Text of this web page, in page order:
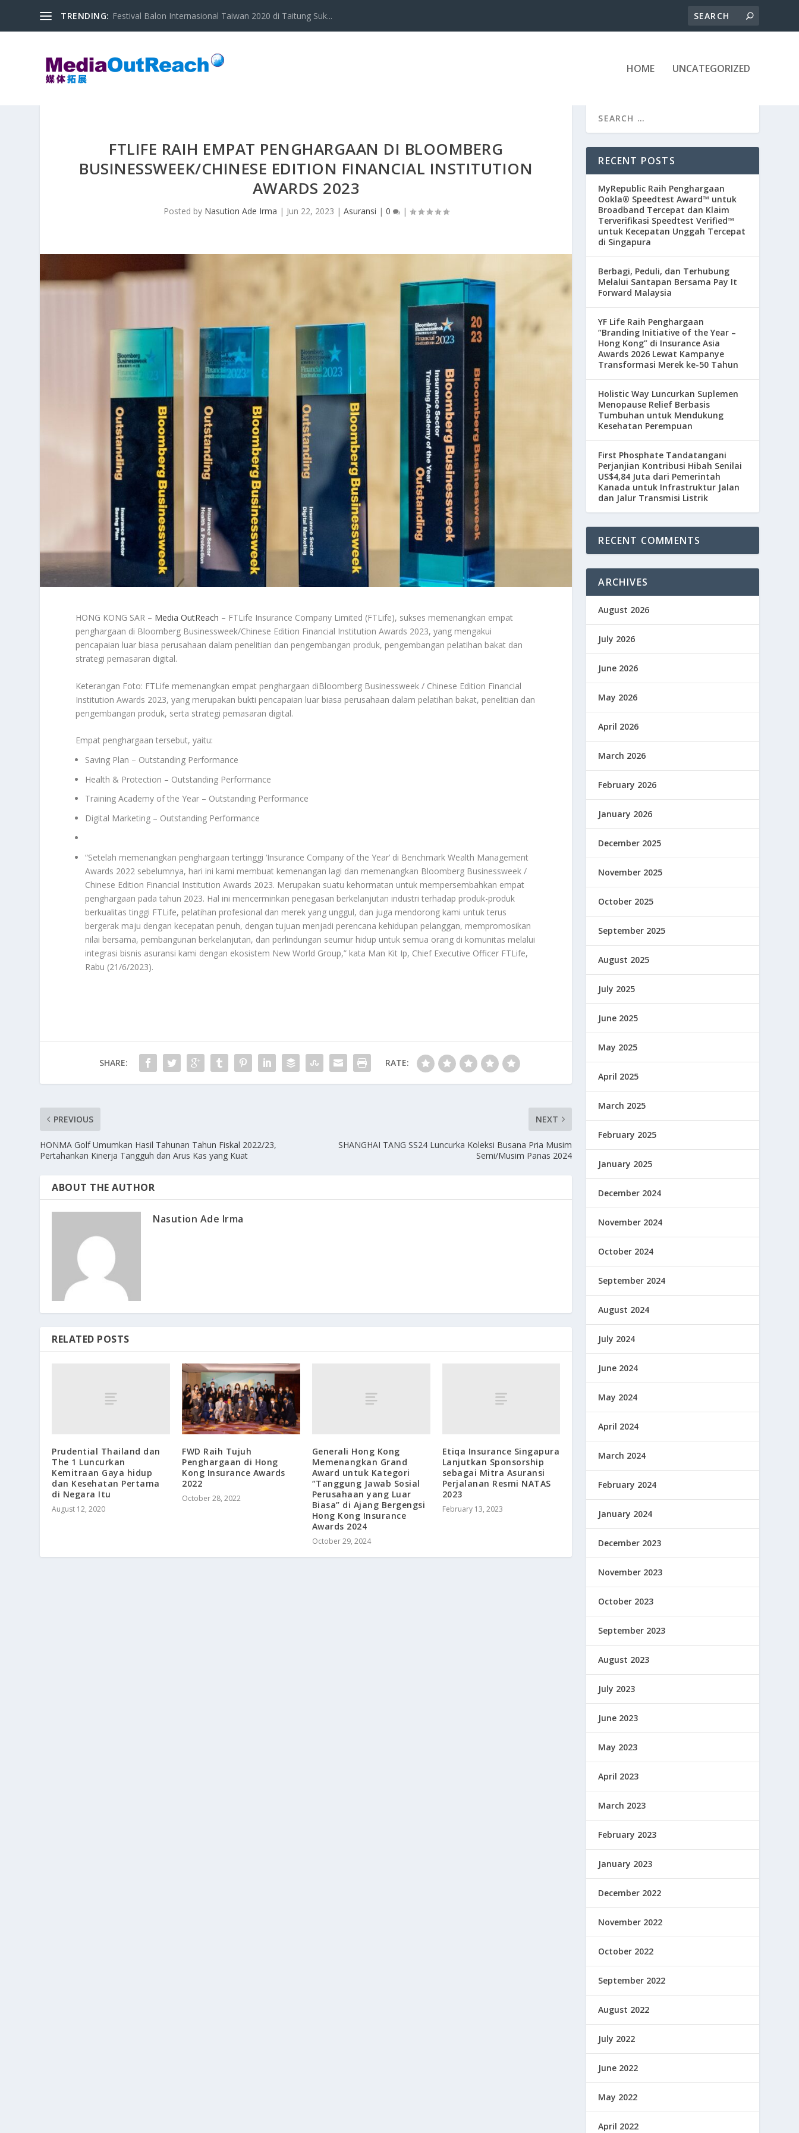
TRENDING: Festival Balon Internasional Taiwan 2020 di Taitung Suk...
HOME UNCATEGORIZED
FTLIFE RAIH EMPAT PENGHARGAAN DI BLOOMBERG
BUSINESSWEEK/CHINESE EDITION FINANCIAL INSTITUTION
AWARDS 2023
Posted by Nasution Ade Irma | Jun 22, 2023 | Asuransi | 0 |
HONG KONG SAR – Media OutReach – FTLife Insurance Company Limited (FTLife), sukses memenangkan empat
penghargaan di Bloomberg Businessweek/Chinese Edition Financial Institution Awards 2023, yang mengakui
pencapaian luar biasa perusahaan dalam penelitian dan pengembangan produk, pengembangan pelatihan bakat dan
strategi pemasaran digital.
Keterangan Foto: FTLife memenangkan empat penghargaan diBloomberg Businessweek / Chinese Edition Financial
Institution Awards 2023, yang merupakan bukti pencapaian luar biasa perusahaan dalam pelatihan bakat, penelitian dan
pengembangan produk, serta strategi pemasaran digital.
Empat penghargaan tersebut, yaitu:
Saving Plan – Outstanding Performance
Health & Protection – Outstanding Performance
Training Academy of the Year – Outstanding Performance
Digital Marketing – Outstanding Performance
“Setelah memenangkan penghargaan tertinggi ‘Insurance Company of the Year’ di Benchmark Wealth Management
Awards 2022 sebelumnya, hari ini kami membuat kemenangan lagi dan memenangkan Bloomberg Businessweek /
Chinese Edition Financial Institution Awards 2023. Merupakan suatu kehormatan untuk mempersembahkan empat
penghargaan pada tahun 2023. Hal ini mencerminkan penegasan berkelanjutan industri terhadap produk-produk
berkualitas tinggi FTLife, pelatihan profesional dan merek yang unggul, dan juga mendorong kami untuk terus
bergerak maju dengan kecepatan penuh, dengan tujuan menjadi perencana kehidupan pelanggan, mempromosikan
nilai bersama, pembangunan berkelanjutan, dan perlindungan seumur hidup untuk semua orang di komunitas melalui
integrasi bisnis asuransi kami dengan ekosistem New World Group,” kata Man Kit Ip, Chief Executive Officer FTLife,
Rabu (21/6/2023).
SHARE: RATE:
PREVIOUS
HONMA Golf Umumkan Hasil Tahunan Tahun Fiskal 2022/23,
Pertahankan Kinerja Tangguh dan Arus Kas yang Kuat
NEXT
SHANGHAI TANG SS24 Luncurka Koleksi Busana Pria Musim
Semi/Musim Panas 2024
ABOUT THE AUTHOR
Nasution Ade Irma
RELATED POSTS
Prudential Thailand dan
The 1 Luncurkan
Kemitraan Gaya hidup
dan Kesehatan Pertama
di Negara Itu
August 12, 2020
FWD Raih Tujuh
Penghargaan di Hong
Kong Insurance Awards
2022
October 28, 2022
Generali Hong Kong
Memenangkan Grand
Award untuk Kategori
“Tanggung Jawab Sosial
Perusahaan yang Luar
Biasa” di Ajang Bergengsi
Hong Kong Insurance
Awards 2024
October 29, 2024
Etiqa Insurance Singapura
Lanjutkan Sponsorship
sebagai Mitra Asuransi
Perjalanan Resmi NATAS
2023
February 13, 2023
RECENT POSTS
MyRepublic Raih Penghargaan
Ookla® Speedtest Award™ untuk
Broadband Tercepat dan Klaim
Terverifikasi Speedtest Verified™
untuk Kecepatan Unggah Tercepat
di Singapura
Berbagi, Peduli, dan Terhubung
Melalui Santapan Bersama Pay It
Forward Malaysia
YF Life Raih Penghargaan
“Branding Initiative of the Year –
Hong Kong” di Insurance Asia
Awards 2026 Lewat Kampanye
Transformasi Merek ke-50 Tahun
Holistic Way Luncurkan Suplemen
Menopause Relief Berbasis
Tumbuhan untuk Mendukung
Kesehatan Perempuan
First Phosphate Tandatangani
Perjanjian Kontribusi Hibah Senilai
US$4,84 Juta dari Pemerintah
Kanada untuk Infrastruktur Jalan
dan Jalur Transmisi Listrik
RECENT COMMENTS
ARCHIVES
August 2026
July 2026
June 2026
May 2026
April 2026
March 2026
February 2026
January 2026
December 2025
November 2025
October 2025
September 2025
August 2025
July 2025
June 2025
May 2025
April 2025
March 2025
February 2025
January 2025
December 2024
November 2024
October 2024
September 2024
August 2024
July 2024
June 2024
May 2024
April 2024
March 2024
February 2024
January 2024
December 2023
November 2023
October 2023
September 2023
August 2023
July 2023
June 2023
May 2023
April 2023
March 2023
February 2023
January 2023
December 2022
November 2022
October 2022
September 2022
August 2022
July 2022
June 2022
May 2022
April 2022